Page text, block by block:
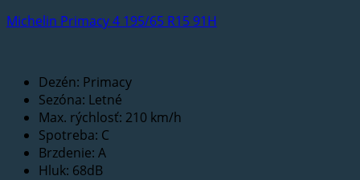
Michelin Primacy 4 195/65 R15 91H
Dezén: Primacy
Sezóna: Letné
Max. rýchlosť: 210 km/h
Spotreba: C
Brzdenie: A
Hluk: 68dB